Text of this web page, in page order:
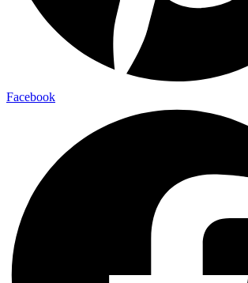
Facebook